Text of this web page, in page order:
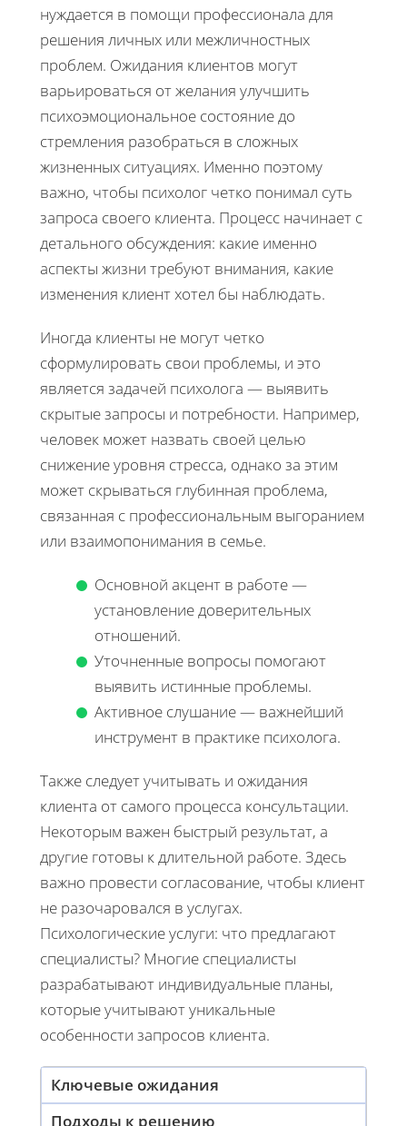
нуждается в помощи профессионала для
решения личных или межличностных
проблем. Ожидания клиентов могут
варьироваться от желания улучшить
психоэмоциональное состояние до
стремления разобраться в сложных
жизненных ситуациях. Именно поэтому
важно, чтобы психолог четко понимал суть
запроса своего клиента. Процесс начинает с
детального обсуждения: какие именно
аспекты жизни требуют внимания, какие
изменения клиент хотел бы наблюдать.
Иногда клиенты не могут четко
сформулировать свои проблемы, и это
является задачей психолога — выявить
скрытые запросы и потребности. Например,
человек может назвать своей целью
снижение уровня стресса, однако за этим
может скрываться глубинная проблема,
связанная с профессиональным выгоранием
или взаимопонимания в семье.
Основной акцент в работе —
установление доверительных
отношений.
Уточненные вопросы помогают
выявить истинные проблемы.
Активное слушание — важнейший
инструмент в практике психолога.
Также следует учитывать и ожидания
клиента от самого процесса консультации.
Некоторым важен быстрый результат, а
другие готовы к длительной работе. Здесь
важно провести согласование, чтобы клиент
не разочаровался в услугах.
Психологические услуги: что предлагают
специалисты? Многие специалисты
разрабатывают индивидуальные планы,
которые учитывают уникальные
особенности запросов клиента.
Ключевые ожидания
Подходы к решению